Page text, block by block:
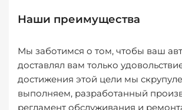
Наши преимущества
Мы заботимся о том, чтобы ваш
доставлял вам только
достижения этой цели мы
выполняем, разработанный
регламент обслуживания и